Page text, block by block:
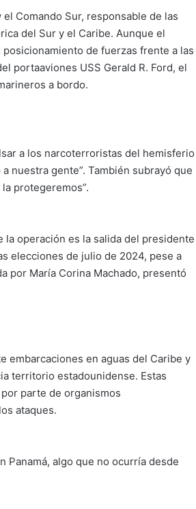
Comando Sur, responsable de las
del Sur y el Caribe. Aunque el
de fuerzas frente a las
portaaviones USS Gerald R. Ford, el
a bordo.
a los narcoterroristas del hemisferio
nuestra gente”. También subrayó que
protegeremos”.
operación es la salida del presidente
elecciones de julio de 2024, pese a
por María Corina Machado, presentó
embarcaciones en aguas del Caribe y
territorio estadounidense. Estas
parte de organismos
ataques.
Panamá, algo que no ocurría desde